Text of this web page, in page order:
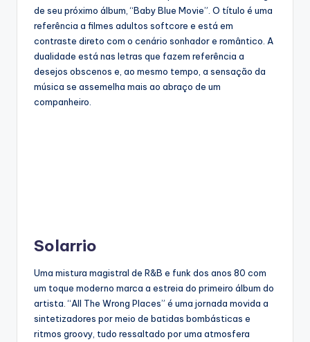
de seu próximo álbum, “Baby Blue Movie”. O título é uma
referência a filmes adultos softcore e está em
contraste direto com o cenário sonhador e romântico. A
dualidade está nas letras que fazem referência a
desejos obscenos e, ao mesmo tempo, a sensação da
música se assemelha mais ao abraço de um
companheiro.
Solarrio
Uma mistura magistral de R&B e funk dos anos 80 com
um toque moderno marca a estreia do primeiro álbum do
artista. “All The Wrong Places” é uma jornada movida a
sintetizadores por meio de batidas bombásticas e
ritmos groovy, tudo ressaltado por uma atmosfera